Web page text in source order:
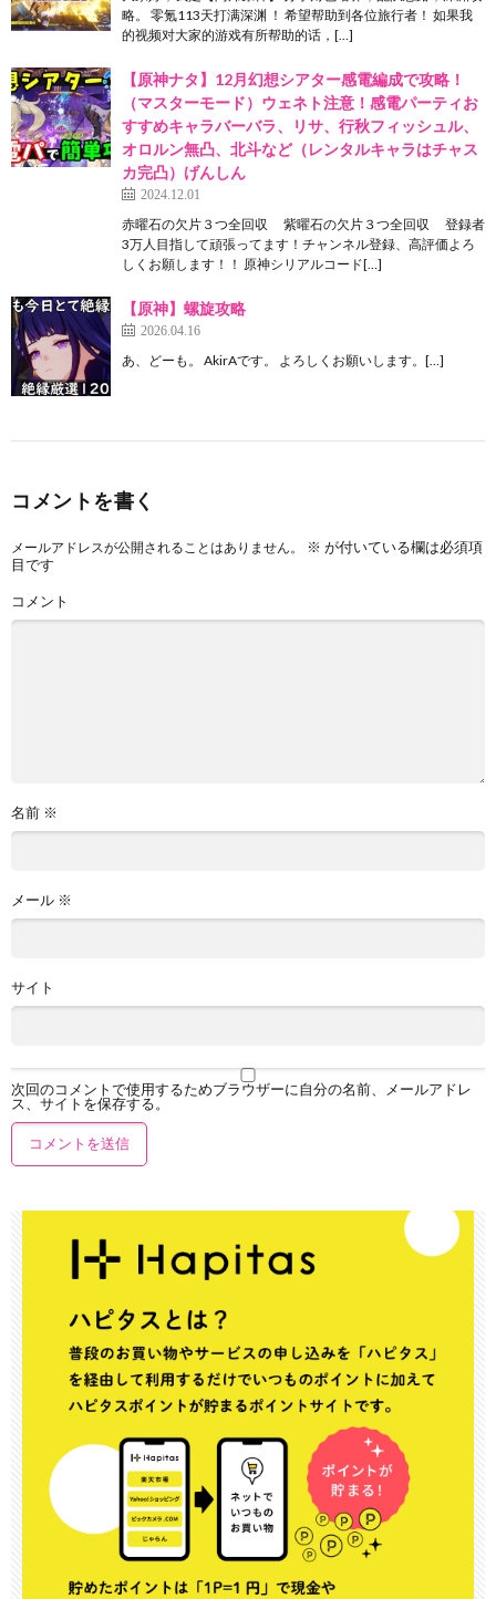
略。 零氪113天打满深渊 ！ 希望帮助到各位旅行者！ 如果我
的视频对大家的游戏有所帮助的话，[…]
【原神ナタ】12月幻想シアター感電編成で攻略！
（マスターモード）ウェネト注意！感電パーティお
すすめキャラバーバラ、リサ、行秋フィッシュル、
オロルン無凸、北斗など（レンタルキャラはチャス
カ完凸）げんしん
2024.12.01
赤曜石の欠片３つ全回収 紫曜石の欠片３つ全回収 登録者
3万人目指して頑張ってます！チャンネル登録、高評価よろ
しくお願します！！ 原神シリアルコード[…]
【原神】螺旋攻略
2026.04.16
あ、どーも。 AkirAです。 よろしくお願いします。[…]
コメントを書く
メールアドレスが公開されることはありません。 ※ が付いている欄は必須項
目です
コメント
名前 ※
メール ※
サイト
次回のコメントで使用するためブラウザーに自分の名前、メールアドレ
ス、サイトを保存する。